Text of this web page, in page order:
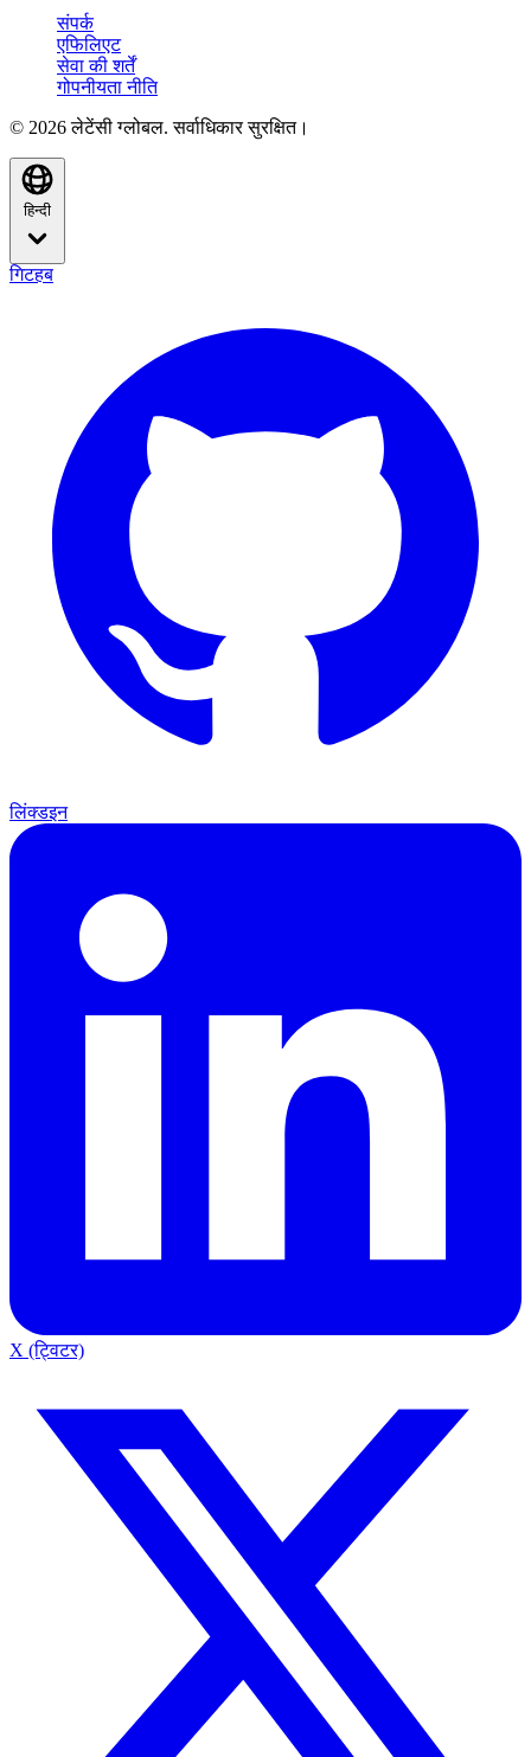
संपर्क
एफिलिएट
सेवा की शर्तें
गोपनीयता नीति
© 2026 लेटेंसी ग्लोबल. सर्वाधिकार सुरक्षित।
हिन्दी
गिटहब
लिंक्डइन
X (ट्विटर)